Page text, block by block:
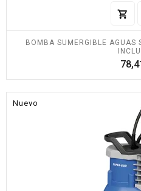
BOMBA SUMERGIBLE
Nuevo